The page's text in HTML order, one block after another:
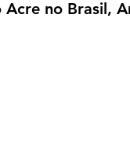
no Brasil,